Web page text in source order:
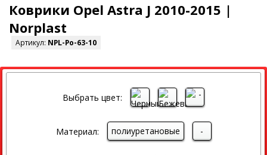
Коврики Opel Astra J 2010-2015 |
Norplast
Артикул: NPL-Po-63-10
Выбрать цвет:
Материал: полиуретановые -